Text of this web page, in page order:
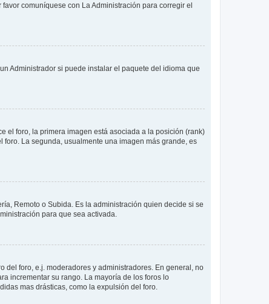
comuníquese con La Administración para corregir el
Administrador si puede instalar el paquete del idioma que
el foro, la primera imagen está asociada a la posición (rank)
La segunda, usualmente una imagen más grande, es
Remoto o Subida. Es la administración quien decide si se
para que sea activada.
foro, e.j. moderadores y administradores. En general, no
incrementar su rango. La mayoría de los foros lo
mas drásticas, como la expulsión del foro.